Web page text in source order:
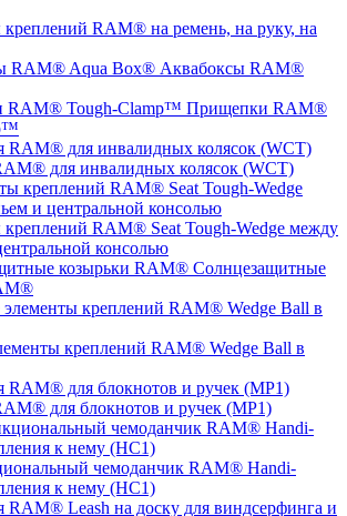
RAM® на ремень, на руку, на
Аквабоксы RAM®
Прищепки RAM®
для инвалидных колясок (WCT)
RAM® Seat Tough-Wedge между
консолью
Солнцезащитные
креплений RAM® Wedge Ball в
для блокнотов и ручек (MP1)
чемоданчик RAM® Handi-
к нему (HC1)